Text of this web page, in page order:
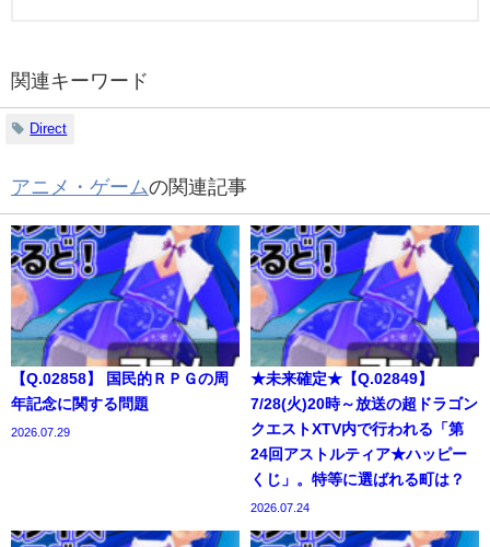
関連キーワード
Direct
アニメ・ゲームの関連記事
【Q.02858】 国民的ＲＰＧの周
年記念に関する問題
2026.07.29
★未来確定★【Q.02849】
7/28(火)20時～放送の超ドラゴン
クエストXTV内で行われる「第
24回アストルティア★ハッピー
くじ」。特等に選ばれる町は？
2026.07.24